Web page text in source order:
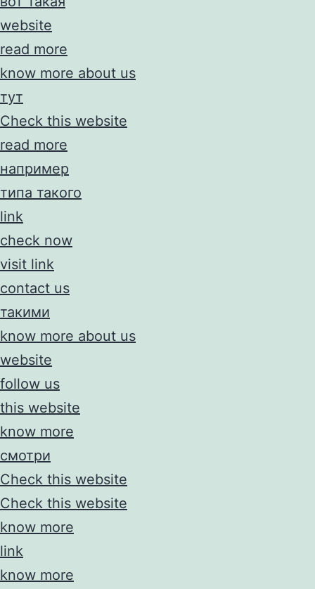
website
read more
know more about us
тут
Check this website
read more
например
типа такого
link
check now
visit link
contact us
такими
know more about us
website
follow us
this website
know more
смотри
Check this website
Check this website
know more
link
know more